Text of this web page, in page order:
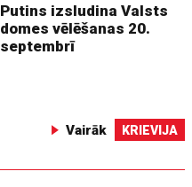
Putins izsludina Valsts
domes vēlēšanas 20.
septembrī
Vairāk KRIEVIJA